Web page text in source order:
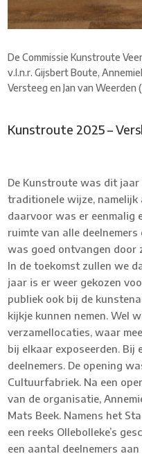
De Commissie Kunstroute
v.l.n.r. Gijsbert Boute,
Versteeg en Jan van
Kunstroute 2025 –
De Kunstroute was dit
traditionele wijze,
daarvoor was er eenmalig
ruimte van alle
was goed ontvangen door
In de toekomst zullen we
jaar is er weer gekozen
publiek ook bij de
kijkje kunnen nemen. Wel
verzamellocaties, waar
bij elkaar exposeerden.
deelnemers. De opening
Cultuurfabriek. Na een
van de organisatie,
Mats Beek. Namens het
een reeks Ollebolleke’s
een aantal deelnemers